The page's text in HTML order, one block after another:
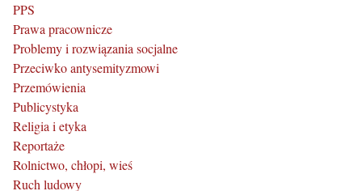
PPS
Prawa pracownicze
Problemy i rozwiązania socjalne
Przeciwko antysemityzmowi
Przemówienia
Publicystyka
Religia i etyka
Reportaże
Rolnictwo, chłopi, wieś
Ruch ludowy